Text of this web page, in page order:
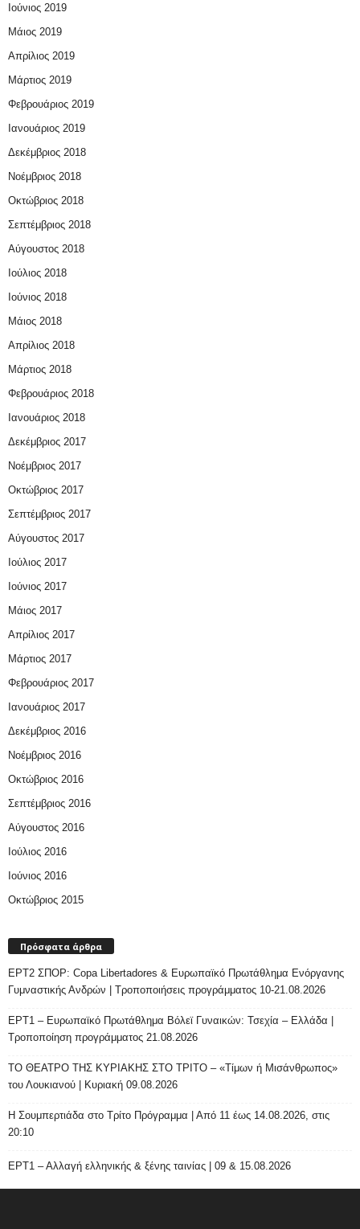
Ιούνιος 2019
Μάιος 2019
Απρίλιος 2019
Μάρτιος 2019
Φεβρουάριος 2019
Ιανουάριος 2019
Δεκέμβριος 2018
Νοέμβριος 2018
Οκτώβριος 2018
Σεπτέμβριος 2018
Αύγουστος 2018
Ιούλιος 2018
Ιούνιος 2018
Μάιος 2018
Απρίλιος 2018
Μάρτιος 2018
Φεβρουάριος 2018
Ιανουάριος 2018
Δεκέμβριος 2017
Νοέμβριος 2017
Οκτώβριος 2017
Σεπτέμβριος 2017
Αύγουστος 2017
Ιούλιος 2017
Ιούνιος 2017
Μάιος 2017
Απρίλιος 2017
Μάρτιος 2017
Φεβρουάριος 2017
Ιανουάριος 2017
Δεκέμβριος 2016
Νοέμβριος 2016
Οκτώβριος 2016
Σεπτέμβριος 2016
Αύγουστος 2016
Ιούλιος 2016
Ιούνιος 2016
Οκτώβριος 2015
Πρόσφατα άρθρα
ΕΡΤ2 ΣΠΟΡ: Copa Libertadores & Ευρωπαϊκό Πρωτάθλημα Ενόργανης
Γυμναστικής Ανδρών | Τροποποιήσεις προγράμματος 10-21.08.2026
ΕΡΤ1 – Ευρωπαϊκό Πρωτάθλημα Βόλεϊ Γυναικών: Τσεχία – Ελλάδα |
Τροποποίηση προγράμματος 21.08.2026
ΤΟ ΘΕΑΤΡΟ ΤΗΣ ΚΥΡΙΑΚΗΣ ΣΤΟ ΤΡΙΤΟ – «Τίμων ή Μισάνθρωπος»
του Λουκιανού | Κυριακή 09.08.2026
H Σουμπερτιάδα στο Τρίτο Πρόγραμμα | Από 11 έως 14.08.2026, στις
20:10
ΕΡΤ1 – Αλλαγή ελληνικής & ξένης ταινίας | 09 & 15.08.2026